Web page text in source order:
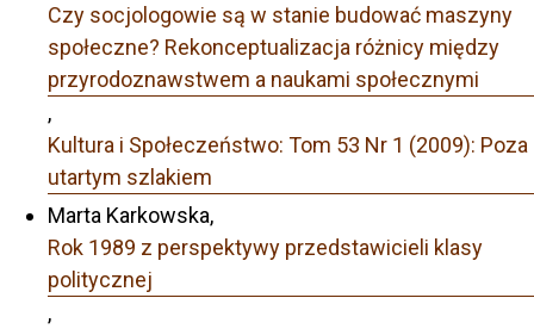
Czy socjologowie są w stanie budować maszyny
społeczne? Rekonceptualizacja różnicy między
przyrodoznawstwem a naukami społecznymi
,
Kultura i Społeczeństwo: Tom 53 Nr 1 (2009): Poza
utartym szlakiem
Marta Karkowska,
Rok 1989 z perspektywy przedstawicieli klasy
politycznej
,